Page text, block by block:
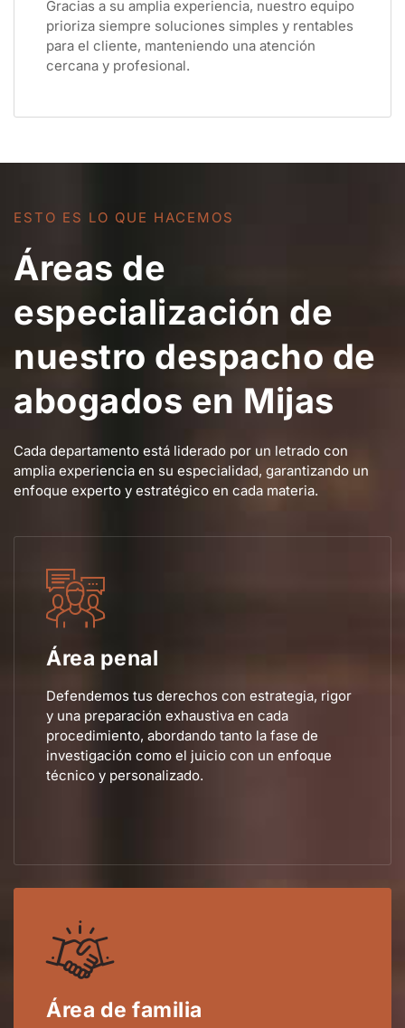
Gracias a su amplia experiencia, nuestro equipo
prioriza siempre soluciones simples y rentables
para el cliente, manteniendo una atención
cercana y profesional.
ESTO ES LO QUE HACEMOS
Áreas de
especialización de
nuestro despacho de
abogados en Mijas
Cada departamento está liderado por un letrado con
amplia experiencia en su especialidad, garantizando un
enfoque experto y estratégico en cada materia.
Área penal
Defendemos tus derechos con estrategia, rigor
y una preparación exhaustiva en cada
procedimiento, abordando tanto la fase de
investigación como el juicio con un enfoque
técnico y personalizado.
Área de familia